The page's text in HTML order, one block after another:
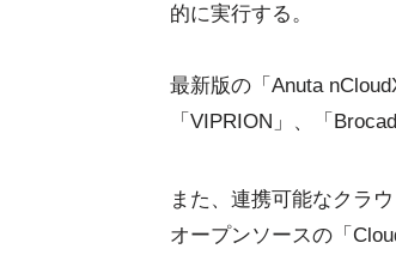
的に実行する。
最新版の「Anuta
「VIPRION」、「
また、連携可能なクラ
オープンソースの「